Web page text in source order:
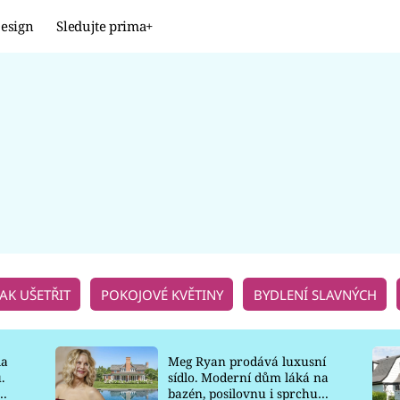
Sledujte prima+
UŠETŘIT POKOJOVÉ KVĚTINY BYDLENÍ SLAVNÝCH
Meg Ryan prodává luxusní
sídlo. Moderní dům láká na
bazén, posilovnu i sprchu